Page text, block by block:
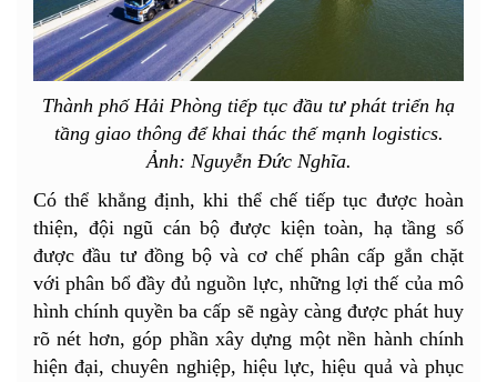
Thành phố Hải Phòng tiếp tục đầu tư phát triển hạ
tầng giao thông để khai thác thế mạnh logistics.
Ảnh: Nguyễn Đức Nghĩa.
Có thể khẳng định, khi thể chế tiếp tục được hoàn
thiện, đội ngũ cán bộ được kiện toàn, hạ tầng số
được đầu tư đồng bộ và cơ chế phân cấp gắn chặt
với phân bổ đầy đủ nguồn lực, những lợi thế của mô
hình chính quyền ba cấp sẽ ngày càng được phát huy
rõ nét hơn, góp phần xây dựng một nền hành chính
hiện đại, chuyên nghiệp, hiệu lực, hiệu quả và phục